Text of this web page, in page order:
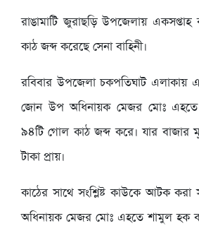
রাঙামাটি জুরাছড়ি উপজেলায়
কাঠ জব্দ করেছে সেনা বাহিনী।
রবিবার উপজেলা চকপতিঘাট এলাকায়
জোন উপ অধিনায়ক মেজর মোঃ এহতে
৯৪টি গোল কাঠ জব্দ করে। যার বাজার
টাকা প্রায়।
কাঠের সাথে সংশ্লিষ্ট কাউকে আটক
অধিনায়ক মেজর মোঃ এহতে শামুল হক